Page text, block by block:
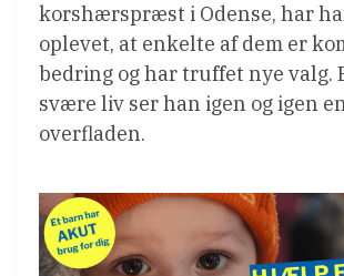
korshærspræst i Odense, har
oplevet, at enkelte af dem er
bedring og har truffet nye valg.
svære liv ser han igen og igen
overfladen.